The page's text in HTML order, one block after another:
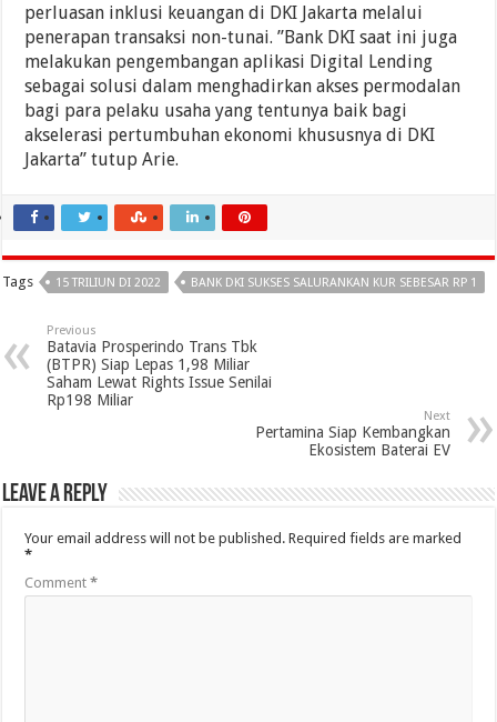
perluasan inklusi keuangan di DKI Jakarta melalui
penerapan transaksi non-tunai. ”Bank DKI saat ini juga
melakukan pengembangan aplikasi Digital Lending
sebagai solusi dalam menghadirkan akses permodalan
bagi para pelaku usaha yang tentunya baik bagi
akselerasi pertumbuhan ekonomi khususnya di DKI
Jakarta” tutup Arie.
Tags 15 TRILIUN DI 2022 BANK DKI SUKSES SALURANKAN KUR SEBESAR RP 1
Previous
Batavia Prosperindo Trans Tbk
(BTPR) Siap Lepas 1,98 Miliar
Saham Lewat Rights Issue Senilai
Rp198 Miliar
Next
Pertamina Siap Kembangkan
Ekosistem Baterai EV
Leave a Reply
Your email address will not be published. Required fields are marked
*
Comment*